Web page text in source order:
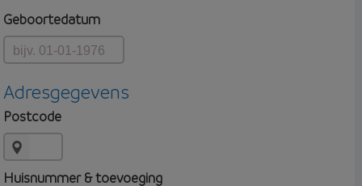
Geboortedatum
Adresgegevens
Postcode
Huisnummer & toevoeging